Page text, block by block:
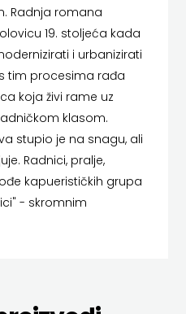
Radnja romana
19. stoljeća kada
i urbanizirati
tim procesima rađa
koja živi rame uz
klasom.
stupio je na snagu, ali
Radnici, pralje,
kapuerističkih grupa
- skromnim